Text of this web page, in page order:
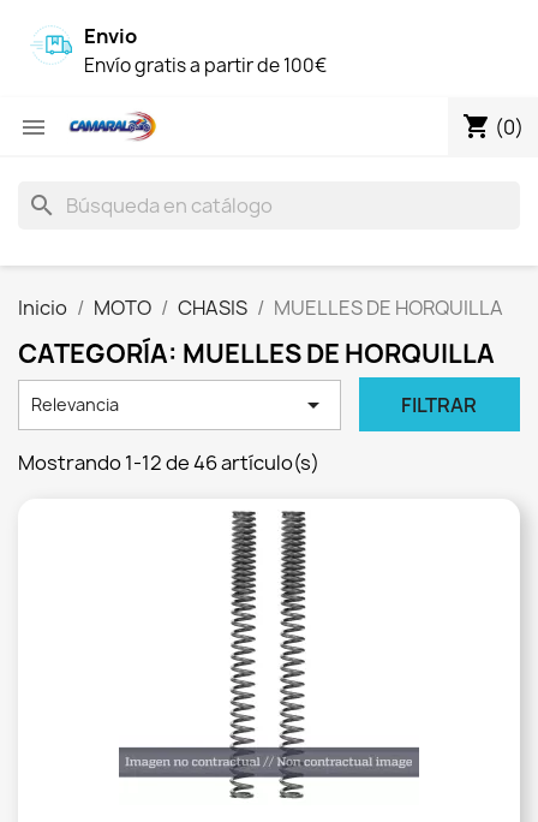
Envio
Envío gratis a partir de 100€
 shopping_cart (0)
search
Inicio MOTO CHASIS MUELLES DE HORQUILLA
CATEGORÍA: MUELLES DE HORQUILLA
Relevancia  FILTRAR
Mostrando 1-12 de 46 artículo(s)